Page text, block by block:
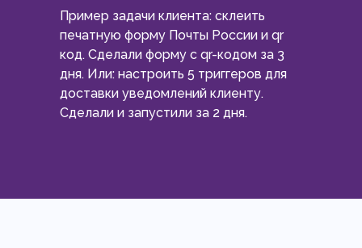
Пример задачи клиента: склеить
печатную форму Почты России и qr
код. Сделали форму с qr-кодом за 3
дня. Или: настроить 5 триггеров для
доставки уведомлений клиенту.
Сделали и запустили за 2 дня.